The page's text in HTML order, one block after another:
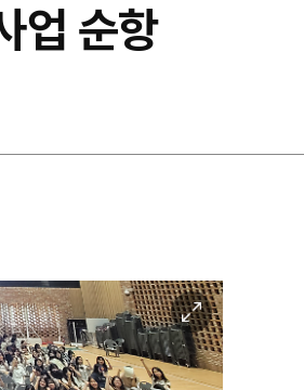
업 순항
이
미
지